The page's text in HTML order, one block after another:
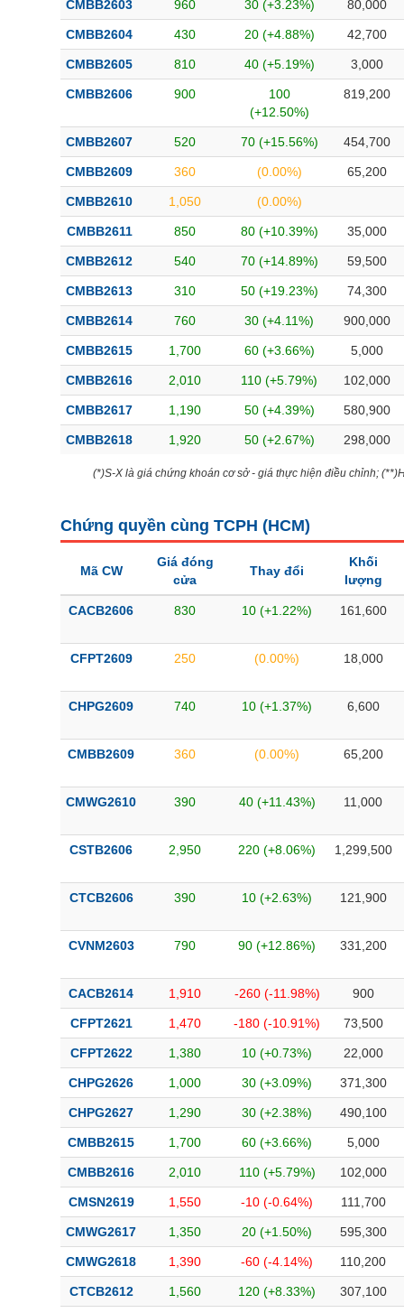
CMBB2603 960 30 (+3.23%) 80,000
CMBB2604 430 20 (+4.88%) 42,700
CMBB2605 810 40 (+5.19%) 3,000
CMBB2606 900
100
(+12.50%)
819,200
CMBB2607 520 70 (+15.56%) 454,700
CMBB2609 360 (0.00%) 65,200
CMBB2610 1,050 (0.00%)
CMBB2611 850 80 (+10.39%) 35,000
CMBB2612 540 70 (+14.89%) 59,500
CMBB2613 310 50 (+19.23%) 74,300
CMBB2614 760 30 (+4.11%) 900,000
CMBB2615 1,700 60 (+3.66%) 5,000
CMBB2616 2,010 110 (+5.79%) 102,000
CMBB2617 1,190 50 (+4.39%) 580,900
CMBB2618 1,920 50 (+2.67%) 298,000
(*)S-X là giá chứng khoán cơ sở - giá thực hiện điều chỉnh;
Chứng quyền cùng TCPH (HCM)
Mã CW
Giá đóng
cửa
Thay đổi
Khối
lượng
CACB2606 830 10 (+1.22%) 161,600
CFPT2609 250 (0.00%) 18,000
CHPG2609 740 10 (+1.37%) 6,600
CMBB2609 360 (0.00%) 65,200
CMWG2610 390 40 (+11.43%) 11,000
CSTB2606 2,950 220 (+8.06%) 1,299,500
CTCB2606 390 10 (+2.63%) 121,900
CVNM2603 790 90 (+12.86%) 331,200
CACB2614 1,910 -260 (-11.98%) 900
CFPT2621 1,470 -180 (-10.91%) 73,500
CFPT2622 1,380 10 (+0.73%) 22,000
CHPG2626 1,000 30 (+3.09%) 371,300
CHPG2627 1,290 30 (+2.38%) 490,100
CMBB2615 1,700 60 (+3.66%) 5,000
CMBB2616 2,010 110 (+5.79%) 102,000
CMSN2619 1,550 -10 (-0.64%) 111,700
CMWG2617 1,350 20 (+1.50%) 595,300
CMWG2618 1,390 -60 (-4.14%) 110,200
CTCB2612 1,560 120 (+8.33%) 307,100
Bài viết của tác giả(-)
Báo cáo phân tích (-)
Thuật ngữ(-)
Dịch vụ(-)
Đào tạo
Sách tài chính
Công cụ đầu tư
Truyền thông tài chính
Dữ liệu tài chính